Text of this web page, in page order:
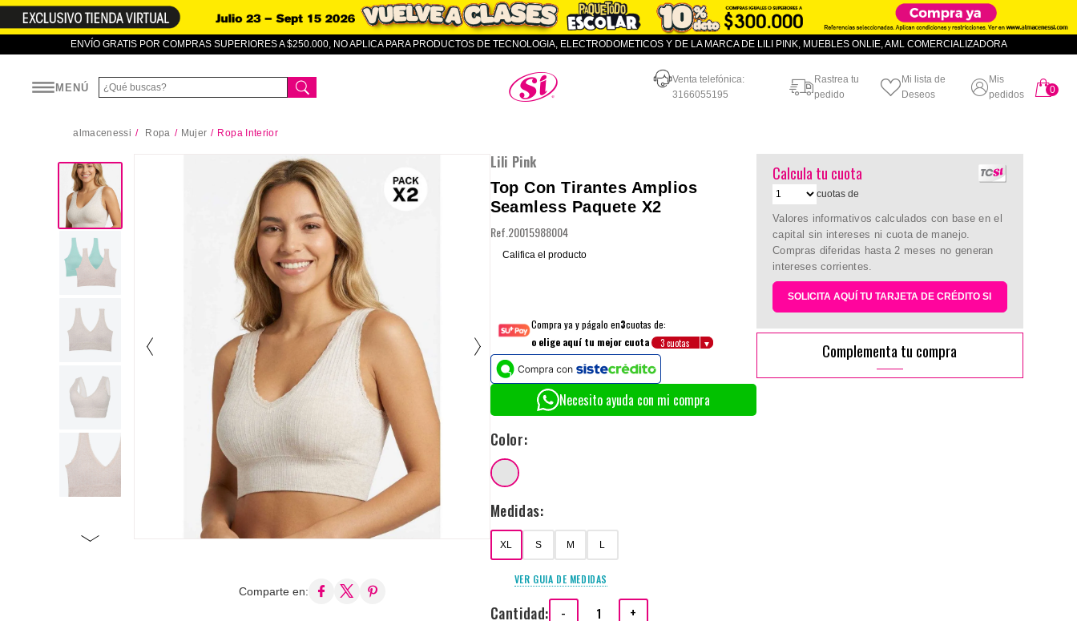
ENVÍO GRATIS POR COMPRAS SUPERIORES A $250.000, NO APLICA PARA PRODUCTOS DE TECNOLOGIA, ELECTRODOMETICOS Y DE LA MARCA DE LILI PINK, MUEBLES ONLIE, AML COMERCIALIZADORA
MENÚ
Almacenes SI
Venta telefónica:
3166055195
Rastrea tu
pedido
Mi lista de
Deseos
Mis
pedidos
0
almacenessi Ropa Mujer Ropa Interior
Comparte en:
Lili Pink
Top Con Tirantes Amplios
Seamless Paquete X2
Ref. 20015988004
Califica el producto
Compra ya y págalo en3cuotas de:
o elige aquí tu mejor cuota
Necesito ayuda con mi compra
Color:
Medidas:
XL S M L
VER GUIA DE MEDIDAS
Cantidad: - +
Calcula tu cuota
cuotas de
Valores informativos calculados con base en el
capital sin intereses ni cuota de manejo.
Compras diferidas hasta 2 meses no generan
intereses corrientes.
SOLICITA AQUÍ TU TARJETA DE CRÉDITO SI
Complementa tu compra